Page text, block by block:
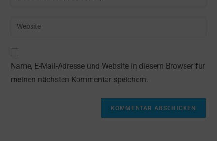
zum
Mail-
Kommentieren
ein
Gib
ein
(optional)
Name, E-Mail-Adresse und Website in diesem Browser für
meinen nächsten Kommentar speichern.